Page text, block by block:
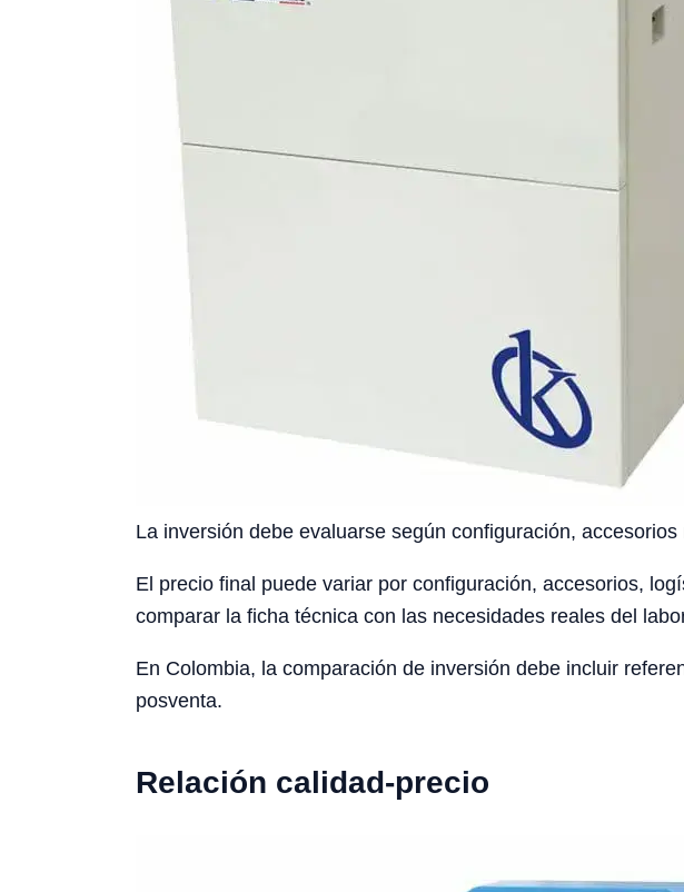
La inversión debe evaluarse según configuración,
El precio final puede variar por configuración, accesorios,
comparar la ficha técnica con las necesidades reales del
En Colombia, la comparación de inversión debe incluir
posventa.
Relación calidad-precio